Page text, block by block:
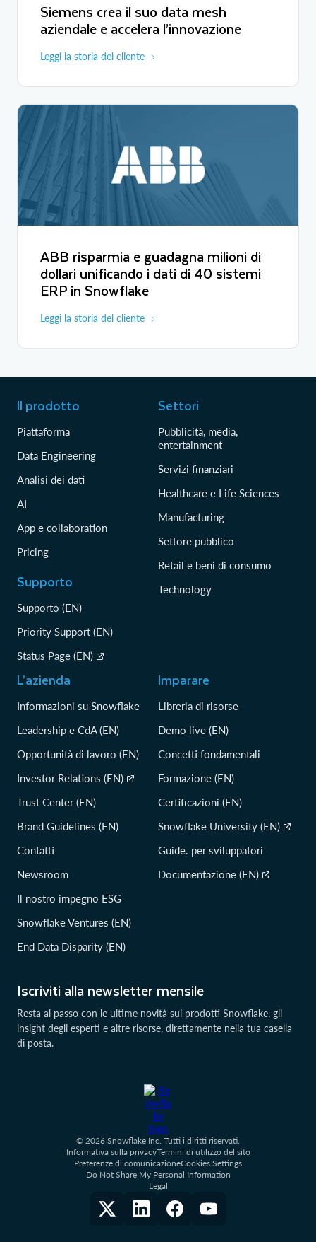
Siemens crea il suo data mesh
aziendale e accelera l’innovazione
Leggi la storia del cliente
ABB risparmia e guadagna milioni di
dollari unificando i dati di 40 sistemi
ERP in Snowflake
Leggi la storia del cliente
Iscriviti alla newsletter mensile
Resta al passo con le ultime novità sui prodotti Snowflake, gli
insight degli esperti e altre risorse, direttamente nella tua casella
di posta.
Il prodotto
Piattaforma
Data Engineering
Analisi dei dati
AI
App e collaboration
Pricing
Supporto
Supporto (EN)
Priority Support (EN)
Status Page (EN)
Settori
Pubblicità, media,
entertainment
Servizi finanziari
Healthcare e Life Sciences
Manufacturing
Settore pubblico
Retail e beni di consumo
Technology
L’azienda
Informazioni su Snowflake
Leadership e CdA (EN)
Opportunità di lavoro (EN)
Investor Relations (EN)
Trust Center (EN)
Brand Guidelines (EN)
Contatti
Newsroom
Il nostro impegno ESG
Snowflake Ventures (EN)
End Data Disparity (EN)
Imparare
Libreria di risorse
Demo live (EN)
Concetti fondamentali
Formazione (EN)
Certificazioni (EN)
Snowflake University (EN)
Guide. per sviluppatori
Documentazione (EN)
© 2026 Snowflake Inc. Tutti i diritti riservati.
Informativa sulla privacyTermini di utilizzo del sito
Preferenze di comunicazioneCookies Settings
Do Not Share My Personal Information
Legal